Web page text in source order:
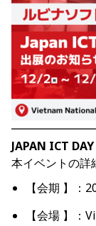
JAPAN ICT
本イベントの詳
【会期 】
：
【会場 】 ：